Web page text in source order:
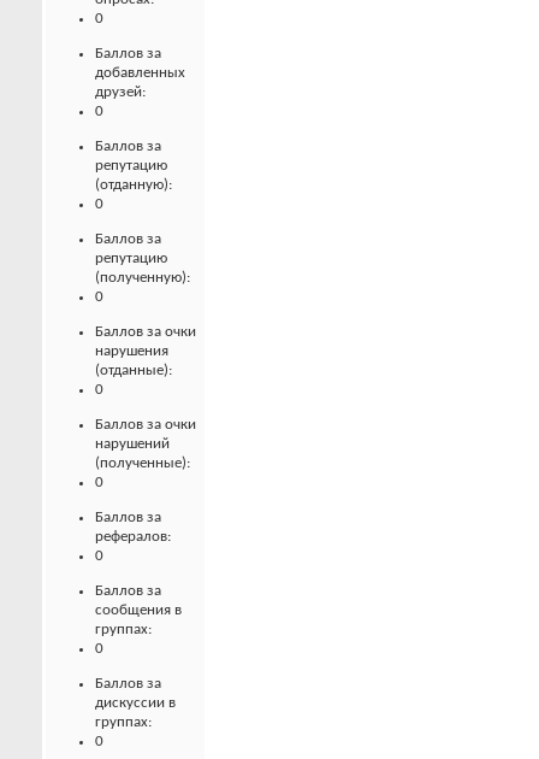
0
Баллов за
добавленных
друзей:
0
Баллов за
репутацию
(отданную):
0
Баллов за
репутацию
(полученную):
0
Баллов за очки
нарушения
(отданные):
0
Баллов за очки
нарушений
(полученные):
0
Баллов за
рефералов:
0
Баллов за
сообщения в
группах:
0
Баллов за
дискуссии в
группах:
0